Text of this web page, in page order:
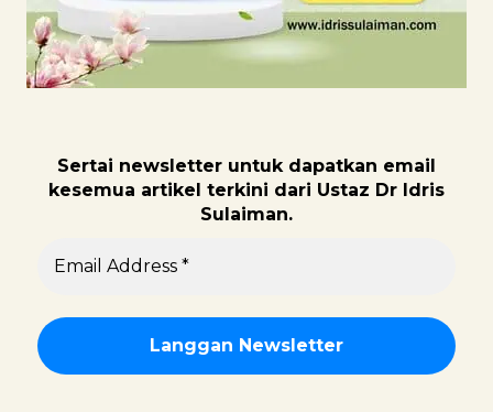
Sertai newsletter untuk dapatkan email
kesemua artikel terkini dari Ustaz Dr Idris
Sulaiman.